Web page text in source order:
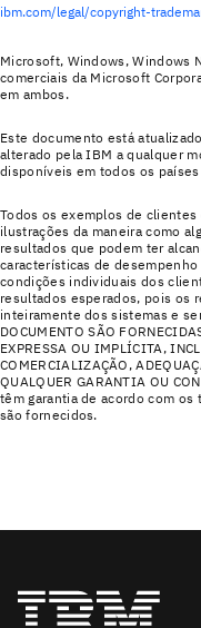
ibm.com/legal/copyright-
Microsoft, Windows, Windows
comerciais da Microsoft
em ambos.
Este documento está
alterado pela IBM a qualquer
disponíveis em todos os
Todos os exemplos de
ilustrações da maneira como
resultados que podem ter
características de
condições individuais dos
resultados esperados, pois os
inteiramente dos sistemas e
DOCUMENTO SÃO
EXPRESSA OU IMPLÍCITA,
COMERCIALIZAÇÃO,
QUALQUER GARANTIA OU
têm garantia de acordo com
são fornecidos.